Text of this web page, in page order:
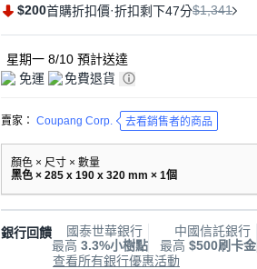
$200首購折扣價·折扣剩下47分$1,341
星期一 8/10 預計送達
免運
免費退貨
賣家： Coupang Corp. 去看銷售者的商品
顏色 × 尺寸 × 數量
黑色 × 285 x 190 x 320 mm × 1個
銀行回饋
國泰世華銀行
最高 3.3%小樹點
中國信託銀行
最高 $500刷卡金
查看所有銀行優惠活動